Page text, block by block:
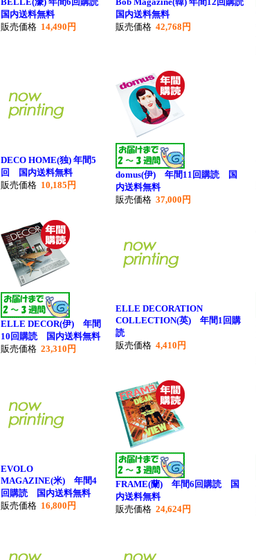
国内送料無料
販売価格 14,490円
国内送料無料
販売価格 42,768円
DECO HOME(独) 年間5
回 国内送料無料
販売価格 10,185円
domus(伊) 年間11回購読 国
内送料無料
販売価格 37,000円
ELLE DECOR(伊) 年間
10回購読 国内送料無料
販売価格 23,310円
ELLE DECORATION
COLLECTION(英) 年間1回購
読
販売価格 4,410円
EVOLO
MAGAZINE(米) 年間4
回購読 国内送料無料
販売価格 16,800円
FRAME(蘭) 年間6回購読 国
内送料無料
販売価格 24,624円